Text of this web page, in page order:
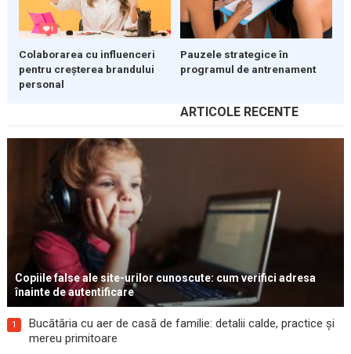
Colaborarea cu influenceri
pentru creșterea brandului
personal
Pauzele strategice în
programul de antrenament
ARTICOLE RECENTE
Copiile false ale site-urilor cunoscute: cum verifici adresa
înainte de autentificare
1
Bucătăria cu aer de casă de familie: detalii calde, practice și
mereu primitoare